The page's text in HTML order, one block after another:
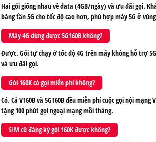
Hai gói giống nhau về data (4GB/ngày) và ưu đãi gọi.
băng tần 5G cho tốc độ cao hơn, phù hợp máy 5G ở vùng
Máy 4G dùng được 5G160B không?
Được. Gói tự chạy ở tốc độ 4G trên máy không hỗ trợ
và ưu đãi gọi.
Gói 160K có gọi miễn phí không?
Có. Cả V160B và 5G160B đều miễn phí cuộc gọi nội
tặng 100 phút gọi ngoại mạng mỗi tháng.
SIM cũ đăng ký gói 160K được không?